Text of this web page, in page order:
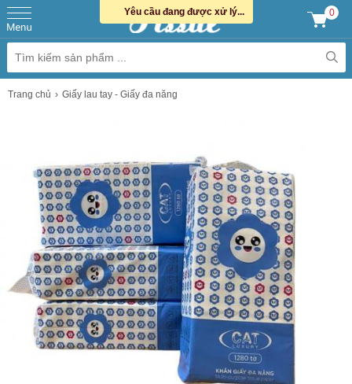
0
Trang chủ Giấy lau tay - Giấy đa năng
Yêu cầu đang được xử lý...